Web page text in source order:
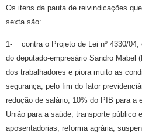
Os itens da pauta de reivindicações
sexta são:
1- contra o Projeto de Lei nº 4330/04,
do deputado-empresário Sandro Mabel
dos trabalhadores e piora muito as
segurança; pelo fim do fator
redução de salário; 10% do PIB para a
União para a saúde; transporte público
aposentadorias; reforma agrária;